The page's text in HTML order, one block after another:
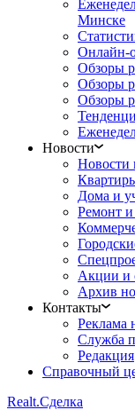
Минске
Онлайн-
Обзоры
Обзоры
Обзоры
Новости
Новости
Дома и
Ремонт и
Акции и
Архив
Контакты
Реклама
Служба
Редакция
Справочный
Realt.Сделка